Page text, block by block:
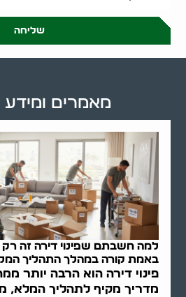
שליחה
למה חשבתם שפינוי דירה זה
באמת קורה במהלך התהליך
פינוי דירה הוא הרבה יותר
מדריך מקיף לתהליך המלא,
מאמרים ומידע